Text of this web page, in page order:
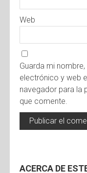
Web
Guarda mi
electrónico y web
navegador para la
que comente.
ACERCA DE